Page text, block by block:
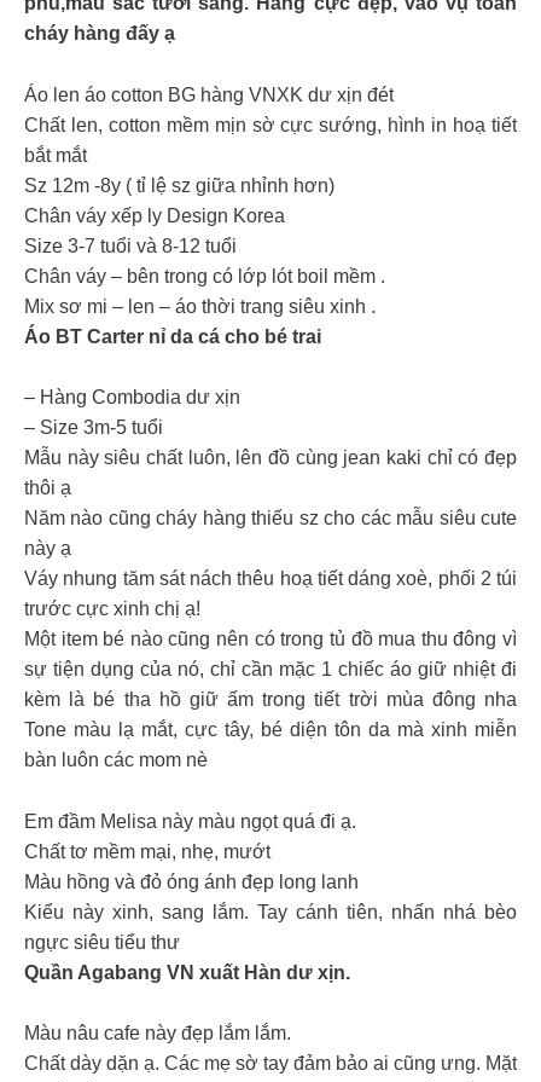
cháy hàng đấy ạ
Áo len áo cotton BG hàng VNXK dư xịn đét
Chất len, cotton mềm mịn sờ cực sướng, hình in hoạ tiết
bắt mắt
Sz 12m -8y ( tỉ lệ sz giữa nhỉnh hơn)
Chân váy xếp ly Design Korea
Size 3-7 tuổi và 8-12 tuổi
Chân váy – bên trong có lớp lót boil mềm .
Mix sơ mi – len – áo thời trang siêu xinh .
Áo BT Carter nỉ da cá cho bé trai
– Hàng Combodia dư xịn
– Size 3m-5 tuổi
Mẫu này siêu chất luôn, lên đồ cùng jean kaki chỉ có đẹp
thôi ạ
Năm nào cũng cháy hàng thiếu sz cho các mẫu siêu cute
này ạ
Váy nhung tăm sát nách thêu hoạ tiết dáng xoè, phối 2 túi
trước cực xinh chị ạ!
Một item bé nào cũng nên có trong tủ đồ mua thu đông vì
sự tiện dụng của nó, chỉ cần mặc 1 chiếc áo giữ nhiệt đi
kèm là bé tha hồ giữ ấm trong tiết trời mùa đông nha
Tone màu lạ mắt, cực tây, bé diện tôn da mà xinh miễn
bàn luôn các mom nè
Em đầm Melisa này màu ngọt quá đi ạ.
Chất tơ mềm mại, nhẹ, mướt
Màu hồng và đỏ óng ánh đẹp long lanh
Kiểu này xinh, sang lắm. Tay cánh tiên, nhấn nhá bèo
ngực siêu tiểu thư
Quần Agabang VN xuất Hàn dư xịn.
Màu nâu cafe này đẹp lắm lắm.
Chất dày dặn ạ. Các mẹ sờ tay đảm bảo ai cũng ưng. Mặt